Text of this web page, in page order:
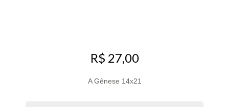
R$ 27,00
A Gênese 14x21